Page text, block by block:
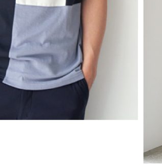
シャツ
）
ージーストレッチ 5Pパンツ
）
ＣＨ ＳＬＡＣＫＳ
）